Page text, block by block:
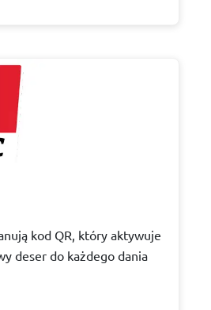
kod QR, który aktywuje
deser do każdego dania